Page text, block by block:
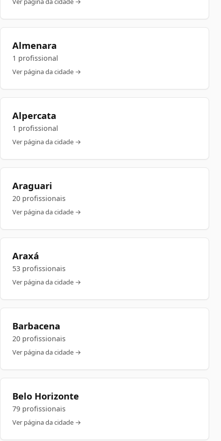
Almenara
1 profissional
Ver página da cidade →
Alpercata
1 profissional
Ver página da cidade →
Araguari
20 profissionais
Ver página da cidade →
Araxá
53 profissionais
Ver página da cidade →
Barbacena
20 profissionais
Ver página da cidade →
Belo Horizonte
79 profissionais
Ver página da cidade →